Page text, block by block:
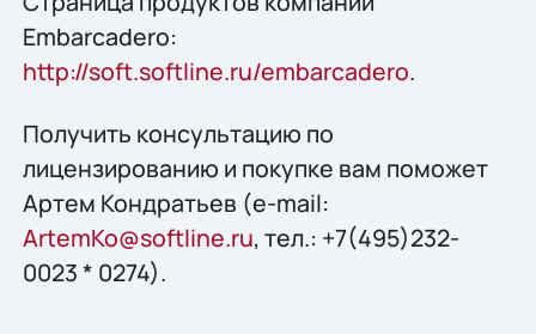
Embarcadero:
http://soft.softline.ru/embarcadero.
Получить конcультацию по
лицензированию и покупке вам поможет
Артем Кондратьев (e-mail:
ArtemKo@softline.ru, тел.: +7(495)232-
0023 * 0274).